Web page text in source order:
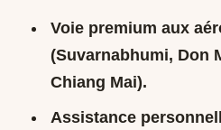
Voie premium aux
(Suvarnabhumi, Don
Chiang Mai).
Assistance